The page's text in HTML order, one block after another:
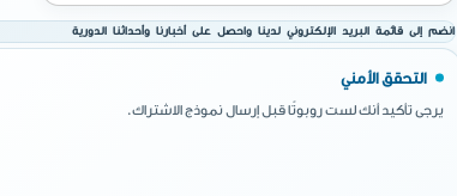
انضم إلى قائمة البريد الإلكتروني لدينا واحصل على أخبارنا وأحداثنا الدورية
التحقق الأمني
يرجى تأكيد أنك لست روبوتًا قبل إرسال نموذج الاشتراك.